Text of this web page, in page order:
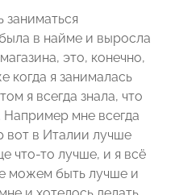
заниматься
в найме и выросла
это, конечно,
когда я занималась
я всегда знала, что
Например мне всегда
вот в Италии лучше
что-то лучше, и я всё
можем быть лучше и